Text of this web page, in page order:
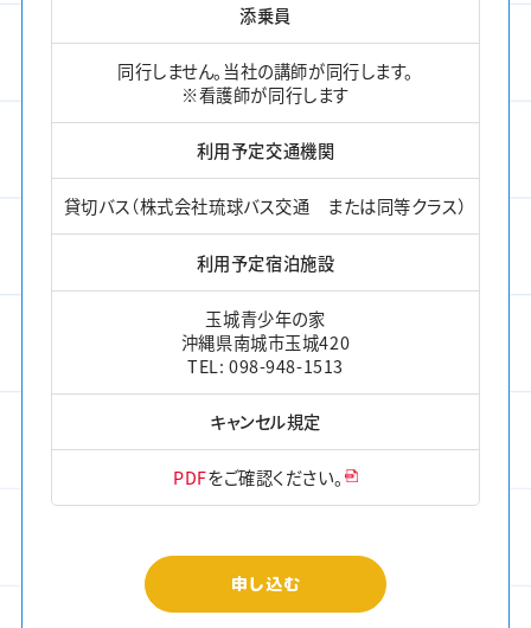
添乗員
同行しません。当社の講師が同行します。
※看護師が同行します
利用予定交通機関
貸切バス（株式会社琉球バス交通 または同等クラス）
利用予定宿泊施設
玉城青少年の家
沖縄県南城市玉城420
TEL: 098-948-1513
キャンセル規定
PDFをご確認ください。
申し込む